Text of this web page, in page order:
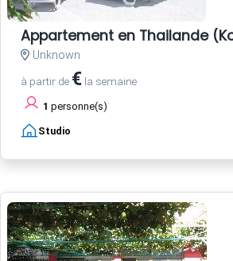
Appartement en Thailande
Unknown
à partir de € la semaine
1 personne(s)
Studio